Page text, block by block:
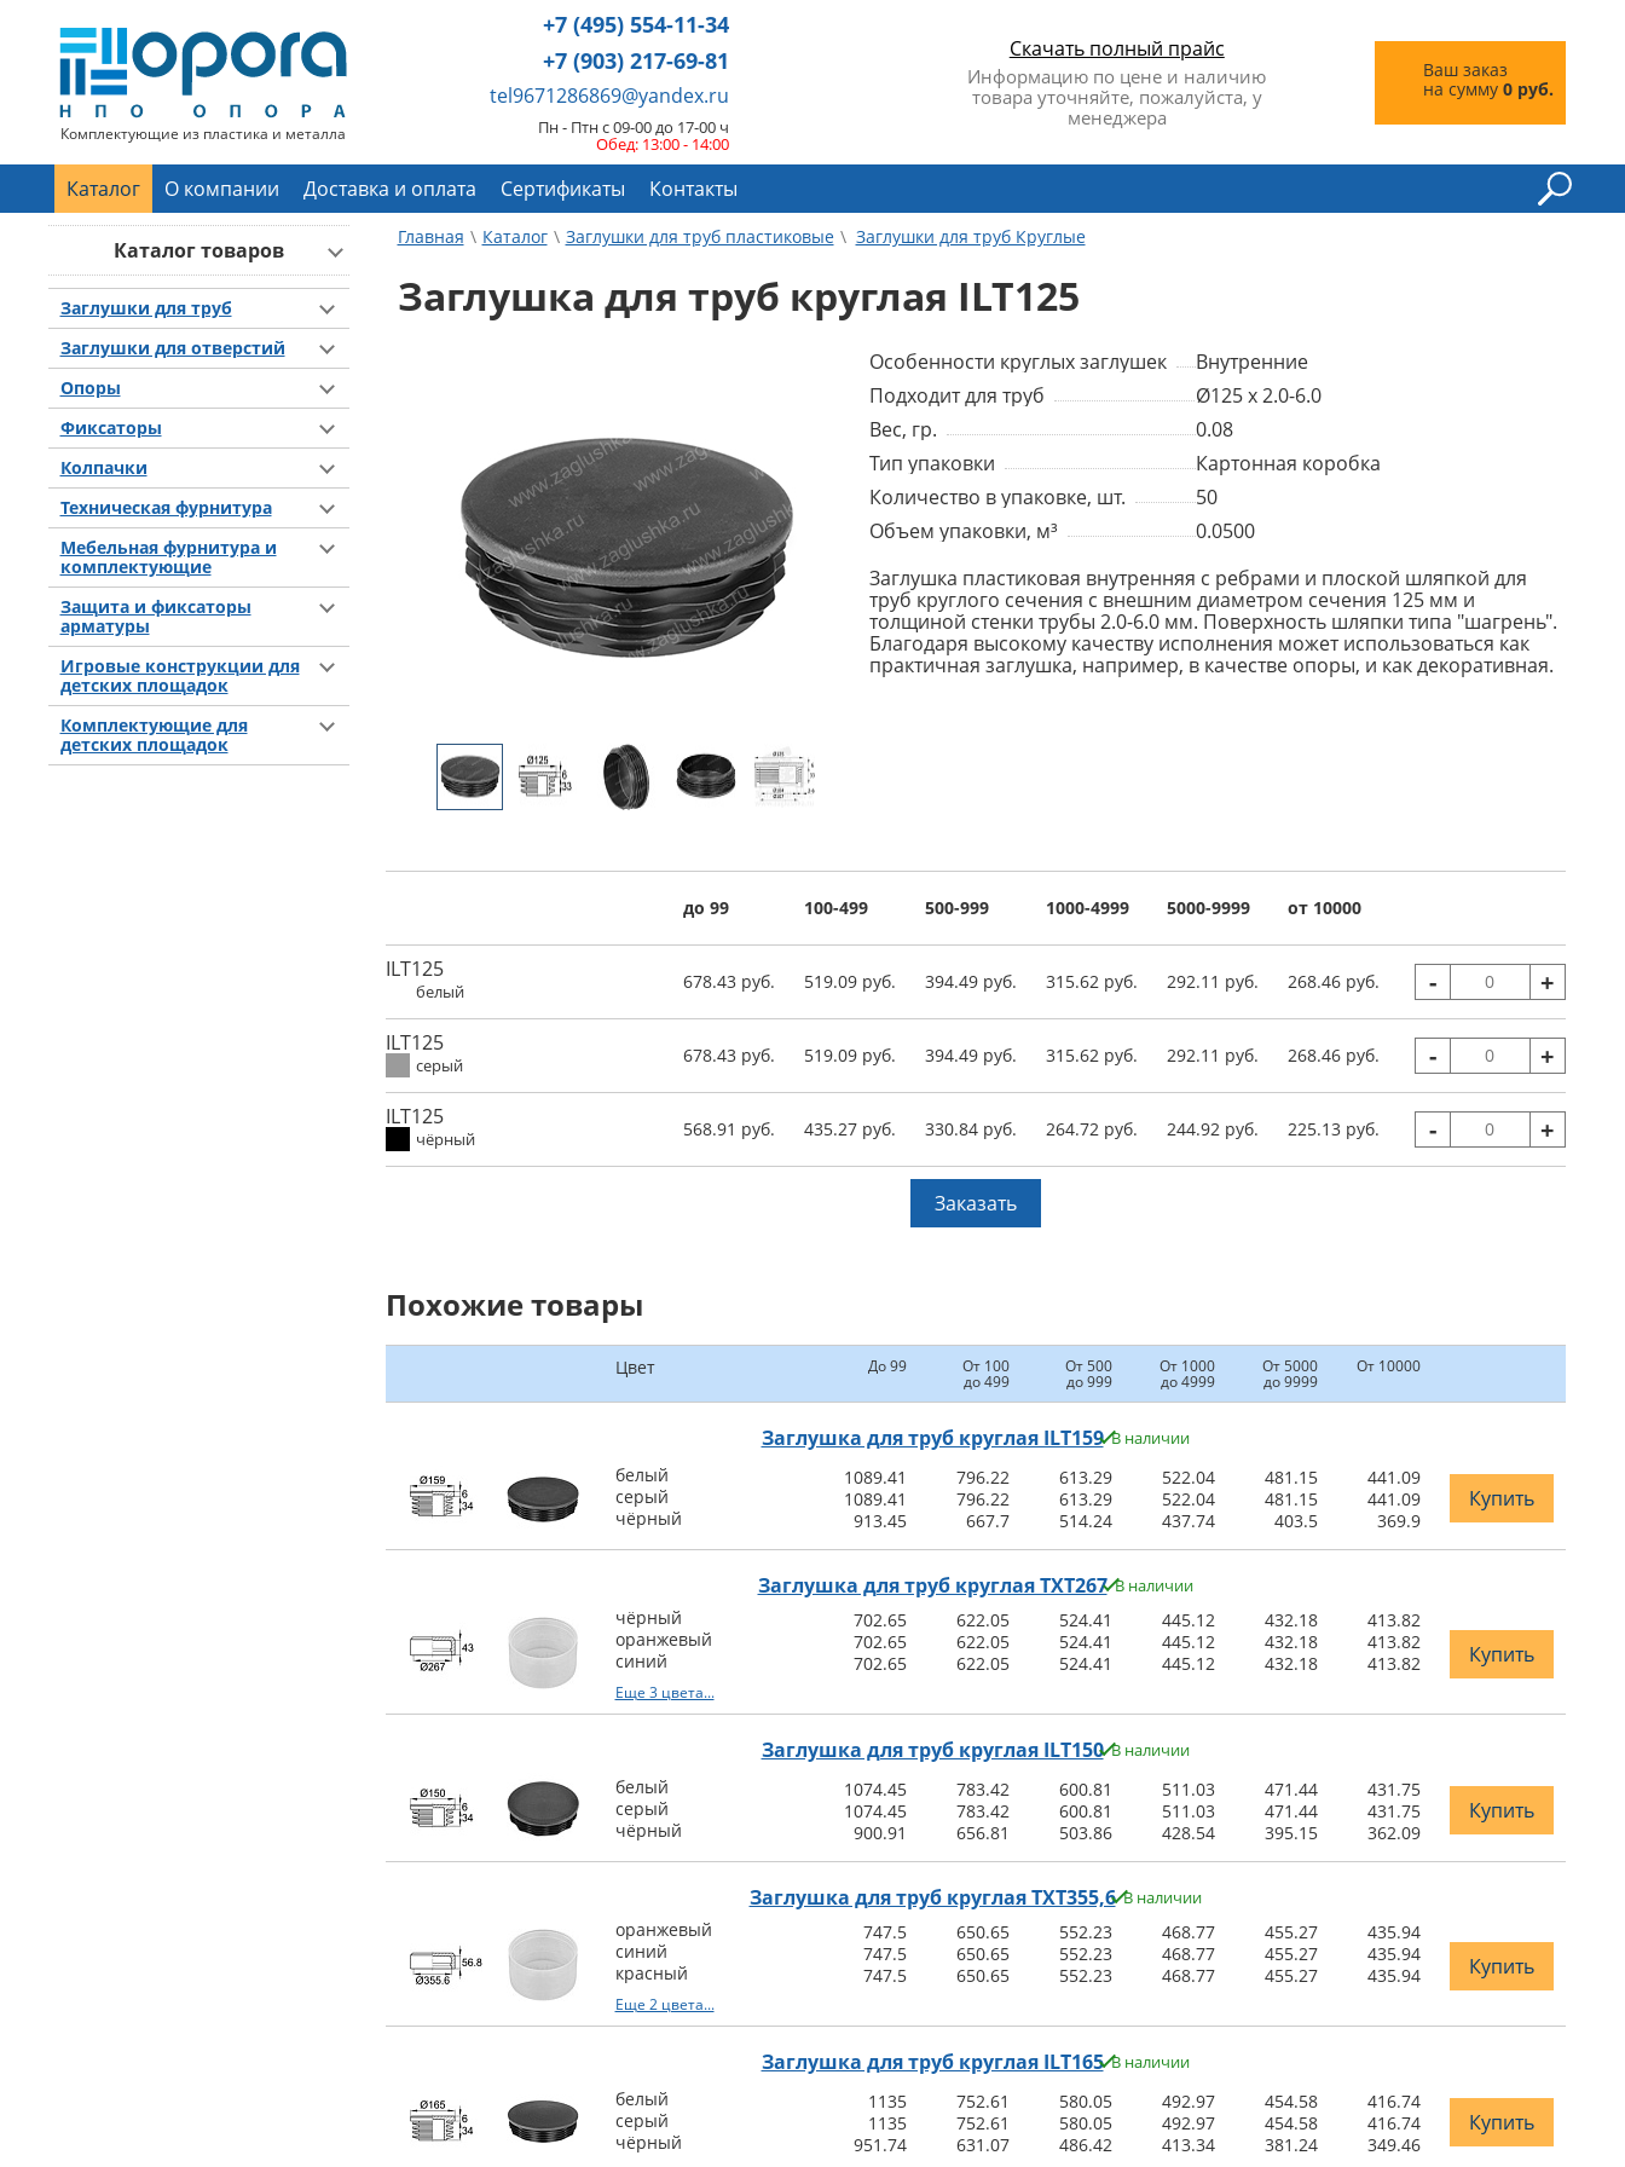
Комплектующие из пластика и металла
+7 (495) 554-11-34
+7 (903) 217-69-81
tel9671286869@yandex.ru
Пн - Птн с 09-00 до 17-00 ч
Обед: 13:00 - 14:00
Скачать полный прайс
Информацию по цене и наличию
товара уточняйте, пожалуйста, у
менеджера
Ваш заказ
на сумму 0 руб.
Каталог О компании Доставка и оплата Сертификаты Контакты
Каталог товаров
Заглушки для труб
Заглушки для отверстий
Опоры
Фиксаторы
Колпачки
Техническая фурнитура
Мебельная фурнитура и
комплектующие
Защита и фиксаторы
арматуры
Игровые конструкции для
детских площадок
Комплектующие для
детских площадок
Главная Каталог Заглушки для труб пластиковые Заглушки для труб Круглые
Заглушка для труб круглая ILT125
Особенности круглых заглушек
Внутренние
Подходит для труб
Ø125 x 2.0-6.0
Вес, гр.
0.08
Тип упаковки
Картонная коробка
Количество в упаковке, шт.
50
Объем упаковки, м³
0.0500
Заглушка пластиковая внутренняя с ребрами и плоской шляпкой для
труб круглого сечения с внешним диаметром сечения 125 мм и
толщиной стенки трубы 2.0-6.0 мм. Поверхность шляпки типа "шагрень".
Благодаря высокому качеству исполнения может использоваться как
практичная заглушка, например, в качестве опоры, и как декоративная.
до 99 100-499 500-999 1000-4999 5000-9999 от 10000
ILT125
белый 678.43 руб. 519.09 руб. 394.49 руб. 315.62 руб. 292.11 руб. 268.46 руб. - +
ILT125
серый 678.43 руб. 519.09 руб. 394.49 руб. 315.62 руб. 292.11 руб. 268.46 руб. - +
ILT125
чёрный 568.91 руб. 435.27 руб. 330.84 руб. 264.72 руб. 244.92 руб. 225.13 руб. - +
Заказать
Похожие товары
Цвет До 99 От 100
до 499
От 500
до 999
От 1000
до 4999
От 5000
до 9999
От 10000
Заглушка для труб круглая ILT159 В наличии
белый 1089.41 796.22 613.29 522.04 481.15
441.09
серый
1089.41 796.22 613.29 522.04 481.15
441.09
чёрный
913.45 667.7 514.24 437.74 403.5 369.9
Купить
Заглушка для труб круглая TXT267 В наличии
чёрный 702.65 622.05 524.41 445.12 432.18
413.82
оранжевый
702.65 622.05 524.41 445.12 432.18
413.82
синий
702.65 622.05 524.41 445.12 432.18 413.82
Еще 3 цвета...
Купить
Заглушка для труб круглая ILT150 В наличии
белый 1074.45 783.42 600.81 511.03 471.44
431.75
серый
1074.45 783.42 600.81 511.03 471.44
431.75
чёрный
900.91 656.81 503.86 428.54 395.15 362.09
Купить
Заглушка для труб круглая TXT355,6 В наличии
оранжевый 747.5 650.65 552.23 468.77 455.27
435.94
синий
747.5 650.65 552.23 468.77 455.27
435.94
красный
747.5 650.65 552.23 468.77 455.27 435.94
Еще 2 цвета...
Купить
Заглушка для труб круглая ILT165 В наличии
белый 1135 752.61 580.05 492.97 454.58
416.74
серый
1135 752.61 580.05 492.97 454.58
416.74
чёрный
951.74 631.07 486.42 413.34 381.24 349.46
Купить